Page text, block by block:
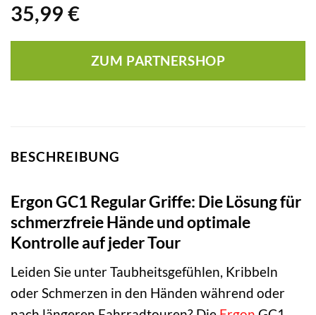
35,99 €
ZUM PARTNERSHOP
BESCHREIBUNG
Ergon GC1 Regular Griffe: Die Lösung für
schmerzfreie Hände und optimale
Kontrolle auf jeder Tour
Leiden Sie unter Taubheitsgefühlen, Kribbeln
oder Schmerzen in den Händen während oder